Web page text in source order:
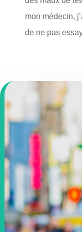
mon médecin,
de ne pas